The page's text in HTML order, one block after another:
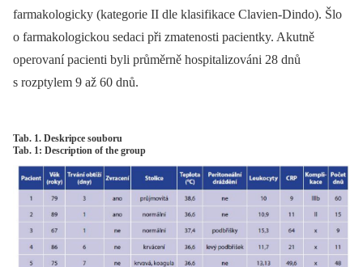
farmakologicky (kategorie II dle klasifikace Clavien-Dindo). Šlo
o farmakologickou sedaci při zmatenosti pacientky. Akutně
operovaní pacienti byli průměrně hospitalizováni 28 dnů
s rozptylem 9 až 60 dnů.
Tab. 1. Deskripce souboru
Tab. 1: Description of the group